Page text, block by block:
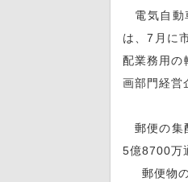
電気自動
は、7月に
配業務用の
画部門経営
郵便の集
5億8700万
郵便物の